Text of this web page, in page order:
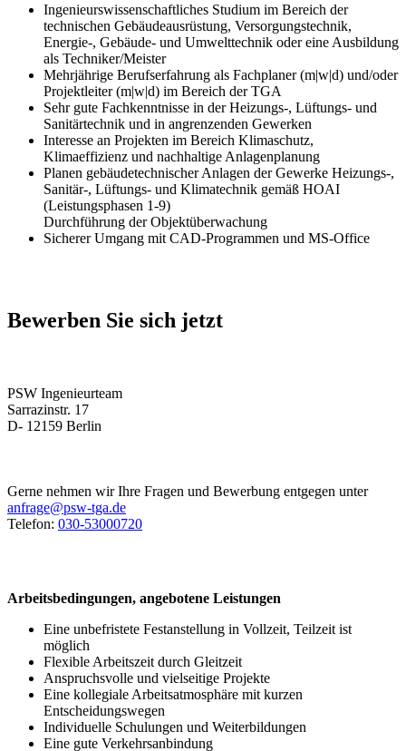
Ingenieurswissenschaftliches Studium im Bereich der
technischen Gebäudeausrüstung, Versorgungstechnik,
Energie-, Gebäude- und Umwelttechnik oder eine Ausbildung
als Techniker/Meister
Mehrjährige Berufserfahrung als Fachplaner (m|w|d) und/oder
Projektleiter (m|w|d) im Bereich der TGA
Sehr gute Fachkenntnisse in der Heizungs-, Lüftungs- und
Sanitärtechnik und in angrenzenden Gewerken
Interesse an Projekten im Bereich Klimaschutz,
Klimaeffizienz und nachhaltige Anlagenplanung
Planen gebäudetechnischer Anlagen der Gewerke Heizungs-,
Sanitär-, Lüftungs- und Klimatechnik gemäß HOAI
(Leistungsphasen 1-9)
Durchführung der Objektüberwachung
Sicherer Umgang mit CAD-Programmen und MS-Office
Bewerben Sie sich jetzt
PSW Ingenieurteam
Sarrazinstr. 17
D- 12159 Berlin
Gerne nehmen wir Ihre Fragen und Bewerbung entgegen unter
anfrage@psw-tga.de
Telefon: 030-53000720
Arbeitsbedingungen, angebotene Leistungen
Eine unbefristete Festanstellung in Vollzeit, Teilzeit ist
möglich
Flexible Arbeitszeit durch Gleitzeit
Anspruchsvolle und vielseitige Projekte
Eine kollegiale Arbeitsatmosphäre mit kurzen
Entscheidungswegen
Individuelle Schulungen und Weiterbildungen
Eine gute Verkehrsanbindung